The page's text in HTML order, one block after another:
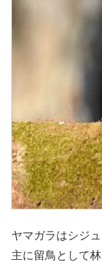
ヤマガラはシジ
主に留鳥として